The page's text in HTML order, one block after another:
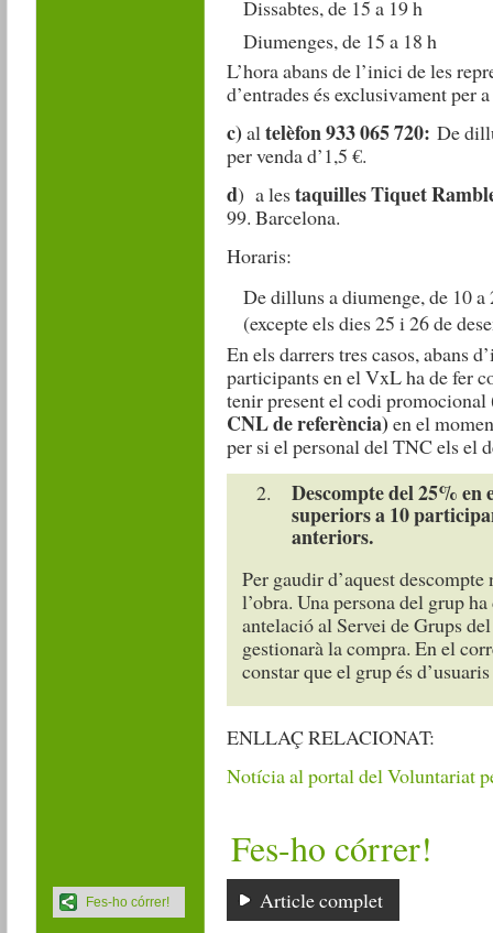
Dissabtes, de 15 a 19 h
Diumenges, de 15 a 18 h
L’hora abans de l’inici de les
d’entrades és exclusivament per
c) altelèfon 933 065 720: De
per venda d’1,5 €.
d) a lestaquilles Tiquet
99. Barcelona.
Horaris:
De dilluns a diumenge, de 10 a
(excepte els dies 25 i 26 de
En els darrers tres casos, abans
participants en el VxL ha de fer
tenir present el codi promocional
CNL de referència) en el
per si el personal del TNC els el
Descompte del 25% en
superiors a 10
anteriors.
Per gaudir d’aquest descompte
l’obra. Una persona del grup
antelació al Servei de Grups
gestionarà la compra. En el
constar que el grup és
ENLLAÇ RELACIONAT:
Notícia al portal del Voluntariat
Fes-ho córrer!
Article complet
Fes-ho córrer!